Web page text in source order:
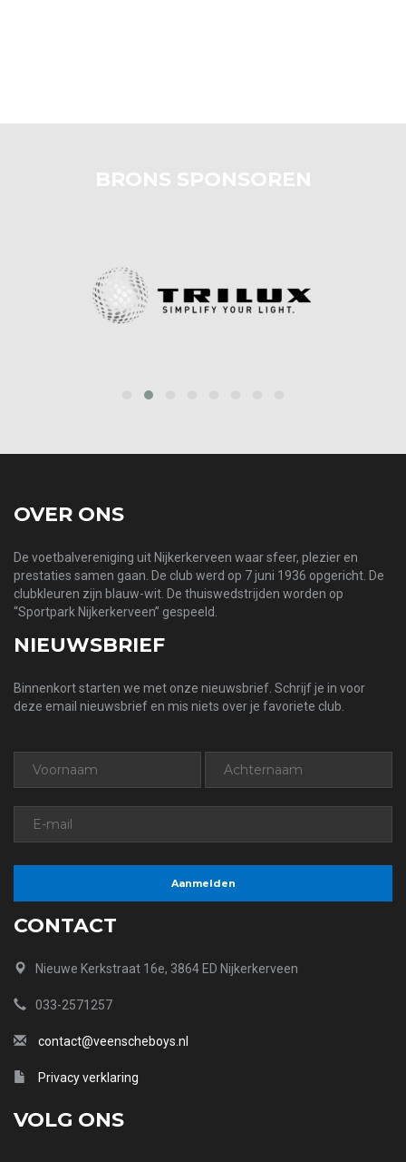
BRONS SPONSOREN
OVER ONS
De voetbalvereniging uit Nijkerkerveen waar sfeer, plezier en
prestaties samen gaan. De club werd op 7 juni 1936 opgericht. De
clubkleuren zijn blauw-wit. De thuiswedstrijden worden op
“Sportpark Nijkerkerveen” gespeeld.
NIEUWSBRIEF
Binnenkort starten we met onze nieuwsbrief. Schrijf je in voor
deze email nieuwsbrief en mis niets over je favoriete club.
CONTACT
Nieuwe Kerkstraat 16e, 3864 ED Nijkerkerveen
033-2571257
contact@veenscheboys.nl
Privacy verklaring
VOLG ONS